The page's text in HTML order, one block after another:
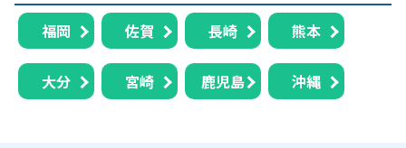
福岡 佐賀 長崎 熊本
大分 宮崎 鹿児島 沖縄